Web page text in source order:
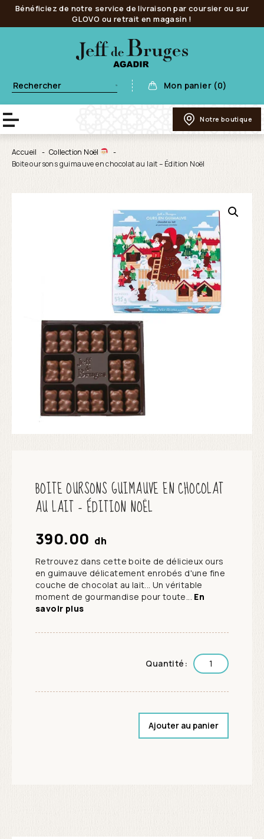
Bénéficiez de notre service de livraison par coursier ou sur
GLOVO ou retrait en magasin !
Mon panier (0)
Notre boutique
Accueil
Collection Noël
Boite oursons guimauve en chocolat au lait – Édition Noël
BOITE OURSONS GUIMAUVE EN CHOCOLAT
AU LAIT – ÉDITION NOËL
390.00 dh
Retrouvez dans cette boite de délicieux ours
en guimauve délicatement enrobés d'une fine
couche de chocolat au lait... Un véritable
moment de gourmandise pour toute... En
savoir plus
Quantité:
Ajouter au panier